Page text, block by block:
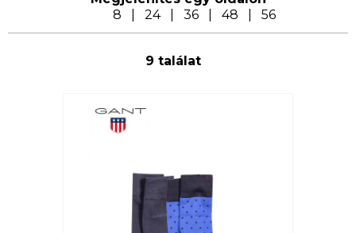
8
24| 36 48 56
9 találat